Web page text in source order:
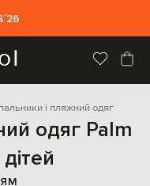
і пляжний одяг
одяг Palm